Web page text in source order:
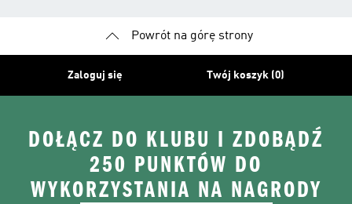
Powrót na górę strony
Zaloguj się Twój koszyk (0)
DOŁĄCZ DO KLUBU I ZDOBĄDŹ
250 PUNKTÓW DO
WYKORZYSTANIA NA NAGRODY